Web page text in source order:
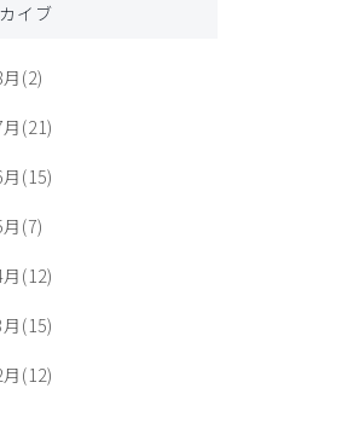
イブ
(2)
(21)
(15)
(7)
(12)
(15)
(12)